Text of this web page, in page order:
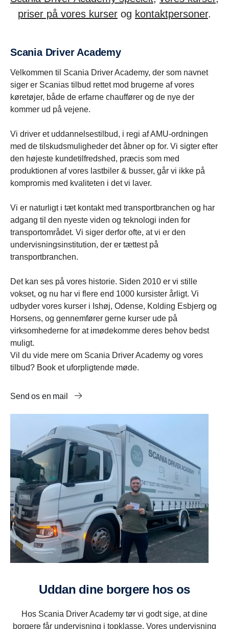
priser på vores kurser og kontaktpersoner.
Scania Driver Academy
Velkommen til Scania Driver Academy, der som navnet
siger er Scanias tilbud rettet mod brugerne af vores
køretøjer, både de erfarne chauffører og de nye der
kommer ud på vejene.
Vi driver et uddannelsestilbud, i regi af AMU-ordningen
med de tilskudsmuligheder det åbner op for. Vi sigter efter
den højeste kundetilfredshed, præcis som med
produktionen af vores lastbiler & busser, går vi ikke på
kompromis med kvaliteten i det vi laver.
Vi er naturligt i tæt kontakt med transportbranchen og har
adgang til den nyeste viden og teknologi inden for
transportområdet. Vi siger derfor ofte, at vi er den
undervisningsinstitution, der er tættest på
transportbranchen.
Det kan ses på vores historie. Siden 2010 er vi stille
vokset, og nu har vi flere end 1000 kursister årligt. Vi
udbyder vores kurser i Ishøj, Odense, Kolding Esbjerg og
Horsens, og gennemfører gerne kurser ude på
virksomhederne for at imødekomme deres behov bedst
muligt.
Vil du vide mere om Scania Driver Academy og vores
tilbud? Book et uforpligtende møde.
Send os en mail
Uddan dine borgere hos os
Hos Scania Driver Academy tør vi godt sige, at dine
borgere får undervisning i topklasse. Vores undervisning